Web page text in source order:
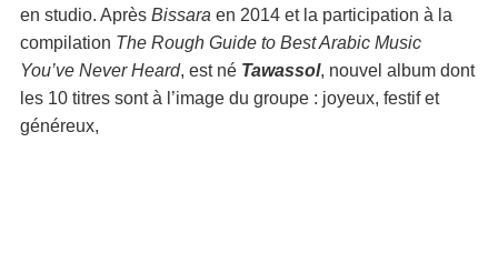
en studio. Après Bissara en 2014 et la participation à la
compilation The Rough Guide to Best Arabic Music
You’ve Never Heard, est né Tawassol, nouvel album dont
les 10 titres sont à l’image du groupe : joyeux, festif et
généreux,